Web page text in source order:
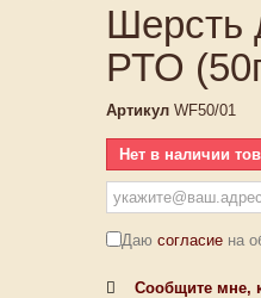
Шерсть
РТО
Артикул WF50/01
Нет в наличии
Даю согласие на
Сообщите мне,